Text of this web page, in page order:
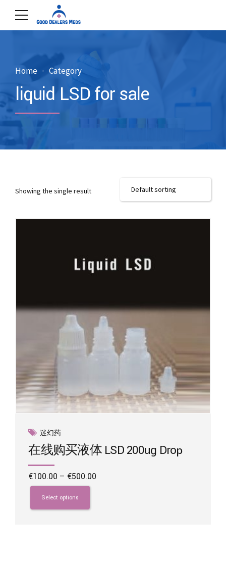
Home Category
liquid LSD for sale
Showing the single result
迷幻药
在线购买液体 LSD 200ug Drop
€100.00 – €500.00
Select options
This
product
has